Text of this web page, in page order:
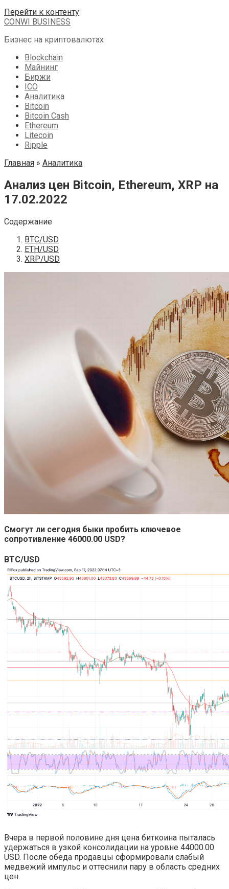
Перейти к контенту
CONWI BUSINESS
Бизнес на криптовалютах
Blockchain
Майнинг
Биржи
ICO
Аналитика
Bitcoin
Bitcoin Cash
Ethereum
Litecoin
Ripple
Главная » Аналитика
Анализ цен Bitcoin, Ethereum, XRP на
17.02.2022
Содержание
BTC/USD
ETH/USD
XRP/USD
Смогут ли сегодня быки пробить ключевое
сопротивление 46000.00 USD?
BTC/USD
Вчера в первой половине дня цена биткоина пыталась
удержаться в узкой консолидации на уровне 44000.00
USD. После обеда продавцы сформировали слабый
медвежий импульс и оттеснили пару в область средних
цен.